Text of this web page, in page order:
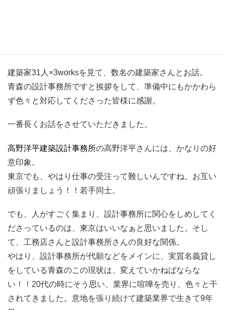
建築家31人×3worksを見て、数名の建築家さんとお話。
青森の設計事務所ですと挨拶をして、準備中にもかかわら
ず色々と対応してくださった皆様に感謝。
一番長くお話をさせていただきました。
高野洋平建築設計事務所の高野洋平さんには、かなりの好
意印象。
東京でも、やはり仕事の受注って難しいんですね。お互い
頑張りましょう！！若手同士。
でも、人がすごく集まり、設計事務所に関心をしめしてく
ださっているのは、東京はいいなぁと思いました。そし
て、工務店さんと設計事務所さんの良好な関係。
やはり、設計事務所が代願などをメインに、実質名義貸し
をしている青森のこの現状は、変えていかねばならな
い！！20代の時にそう思い、業界に喧嘩を売り、色々と干
されてきました。意地を張り続けて建築業界で生きて9年